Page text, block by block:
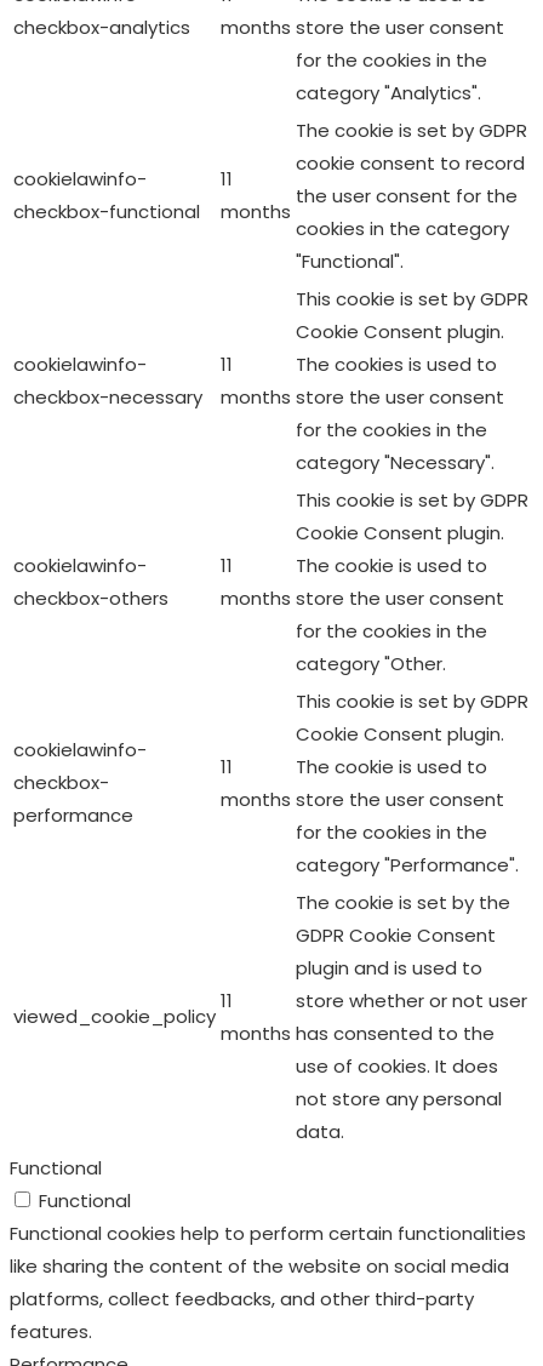
checkbox-analytics
months store the user consent
for the cookies in the
category "Analytics".
cookielawinfo-
checkbox-functional
11
months
The cookie is set by GDPR
cookie consent to record
the user consent for the
cookies in the category
"Functional".
cookielawinfo-
checkbox-necessary
11
months
This cookie is set by GDPR
Cookie Consent plugin.
The cookies is used to
store the user consent
for the cookies in the
category "Necessary".
cookielawinfo-
checkbox-others
11
months
This cookie is set by GDPR
Cookie Consent plugin.
The cookie is used to
store the user consent
for the cookies in the
category "Other.
cookielawinfo-
checkbox-
performance
11
months
This cookie is set by GDPR
Cookie Consent plugin.
The cookie is used to
store the user consent
for the cookies in the
category "Performance".
viewed_cookie_policy
11
months
The cookie is set by the
GDPR Cookie Consent
plugin and is used to
store whether or not user
has consented to the
use of cookies. It does
not store any personal
data.
Functional
Functional
Functional cookies help to perform certain functionalities
like sharing the content of the website on social media
platforms, collect feedbacks, and other third-party
features.